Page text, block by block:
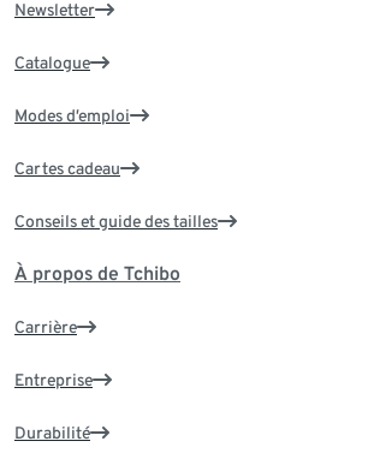
Newsletter
Catalogue
Modes d’emploi
Cartes cadeau
Conseils et guide des tailles
À propos de Tchibo
Carrière
Entreprise
Durabilité